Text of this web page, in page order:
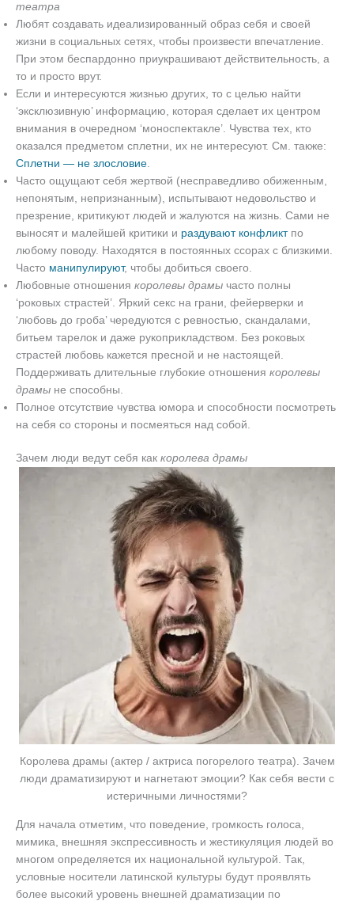
театра
Любят создавать идеализированный образ себя и своей
жизни в социальных сетях, чтобы произвести впечатление.
При этом беспардонно приукрашивают действительность, а
то и просто врут.
Если и интересуются жизнью других, то с целью найти
‘эксклюзивную’ информацию, которая сделает их центром
внимания в очередном ‘моноспектакле’. Чувства тех, кто
оказался предметом сплетни, их не интересуют. См. также:
Сплетни — не злословие
Часто ощущают себя жертвой (несправедливо обиженным,
непонятым, непризнанным), испытывают недовольство и
презрение, критикуют людей и жалуются на жизнь. Сами не
выносят и малейшей критики и раздувают конфликтпо
любому поводу. Находятся в постоянных ссорах с близкими.
Часто манипулируют, чтобы добиться своего.
Любовные отношения королевы драмы часто полны
‘роковых страстей’. Яркий секс на грани, фейерверки и
‘любовь до гроба’ чередуются с ревностью, скандалами,
битьем тарелок и даже рукоприкладством. Без роковых
страстей любовь кажется пресной и не настоящей.
Поддерживать длительные глубокие отношения королевы
драмы не способны.
Полное отсутствие чувства юмора и способности посмотреть
на себя со стороны и посмеяться над собой.
Зачем люди ведут себя как королева драмы
Королева драмы (актер / актриса погорелого театра). Зачем
люди драматизируют и нагнетают эмоции? Как себя вести с
истеричными личностями?
Для начала отметим, что поведение, громкость голоса,
мимика, внешняя экспрессивность и жестикуляция людей во
многом определяется их национальной культурой. Так,
условные носители латинской культуры будут проявлять
более высокий уровень внешней драматизации по